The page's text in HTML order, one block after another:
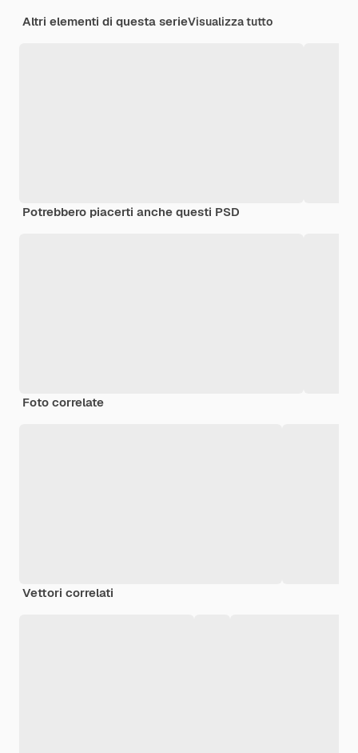
Altri elementi di questa serieVisualizza tutto
Potrebbero piacerti anche questi PSD
Foto correlate
Vettori correlati